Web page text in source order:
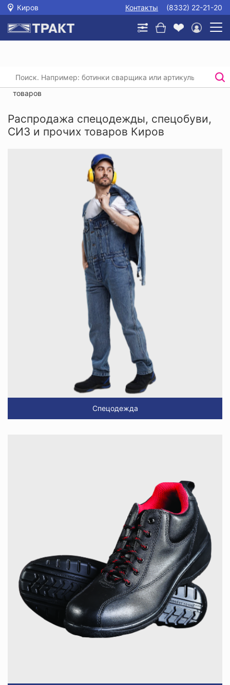
Киров Контакты (8332) 22-21-20
Главная /
/
Распродажа спецодежды, спецобуви, СИЗ и прочих
товаров
Распродажа спецодежды, спецобуви,
СИЗ и прочих товаров Киров
Спецодежда